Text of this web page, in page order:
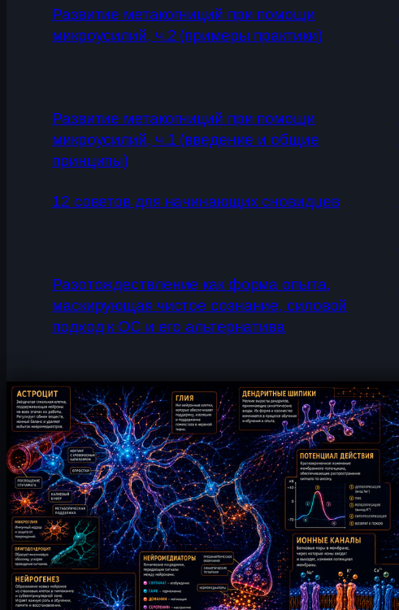
Развитие метакогниций при помощи
микроусилий, ч.2 (примеры практики)
Развитие метакогниций при помощи
микроусилий, ч.1 (введение и общие
принципы)
12 советов для начинающих сновидцев
Разотождествление как форма опыта,
маскирующая чистое сознание, силовой
подход к ОС и его альтернатива